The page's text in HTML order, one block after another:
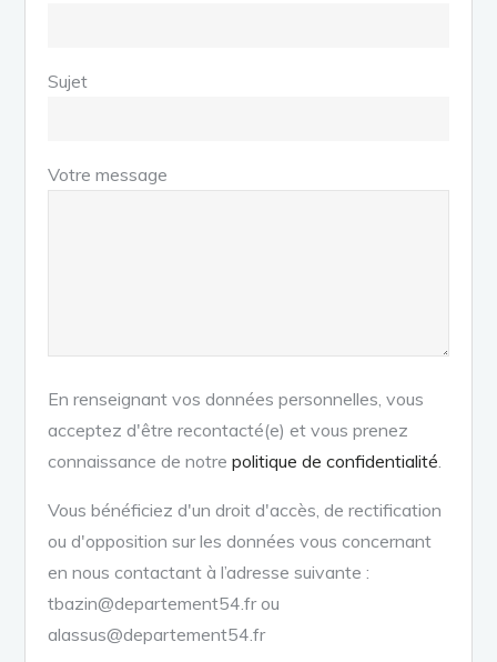
Sujet
Votre message
En renseignant vos données personnelles, vous
acceptez d'être recontacté(e) et vous prenez
connaissance de notrepolitique de confidentialité
Vous bénéficiez d'un droit d'accès, de rectification
ou d'opposition sur les données vous concernant
en nous contactant à l’adresse suivante :
tbazin@departement54.fr ou
alassus@departement54.fr